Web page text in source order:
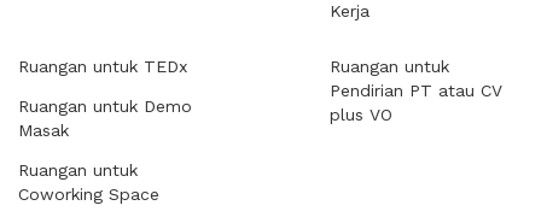
Kerja
Ruangan untuk TEDx
Ruangan untuk Demo
Masak
Ruangan untuk
Coworking Space
Ruangan untuk
Pendirian PT atau CV
plus VO